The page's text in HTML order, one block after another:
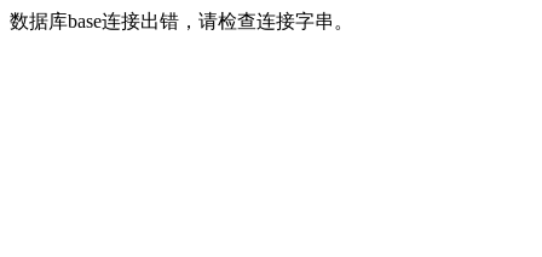
数据库base连接出错，请检查连接字串。